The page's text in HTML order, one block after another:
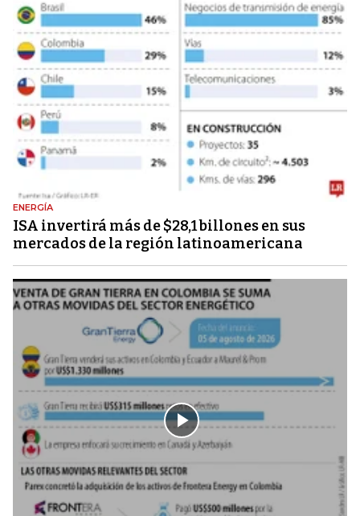
ENERGÍA
ISA invertirá más de $28,1 billones en sus
mercados de la región latinoamericana